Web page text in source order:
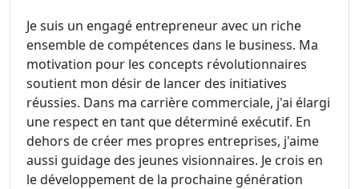
Je suis un engagé entrepreneur avec un riche
ensemble de compétences dans le business. Ma
motivation pour les concepts révolutionnaires
soutient mon désir de lancer des initiatives
réussies. Dans ma carrière commerciale, j'ai élargi
une respect en tant que déterminé exécutif. En
dehors de créer mes propres entreprises, j'aime
aussi guidage des jeunes visionnaires. Je crois en
le développement de la prochaine génération